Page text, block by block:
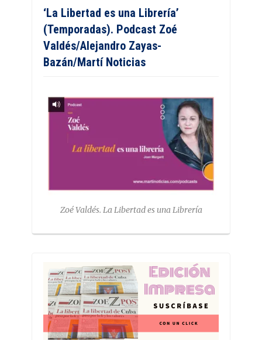
‘La Libertad es una Librería’
(Temporadas). Podcast Zoé
Valdés/Alejandro Zayas-
Bazán/Martí Noticias
Zoé Valdés. La Libertad es una Librería